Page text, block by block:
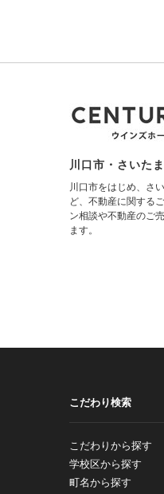
川口市・さいた
川口市をはじめ、さ
ど、不動産に関する
ン相談や不動産のご
ます。
こだわり検索
こだわりから探す
学校区から探す
町名から探す